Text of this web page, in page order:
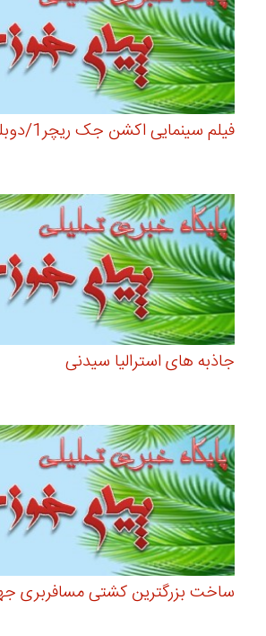
فیلم سینمایی اکشن جک ریچر1/دوبله فارسی
جاذبه های استرالیا سیدنی
ساخت بزرگترین کشتی مسافربری